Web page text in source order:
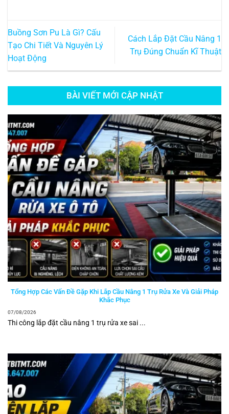
Buồng Sơn Pu Là Gì? Cấu
Tạo Chi Tiết Và Nguyên Lý
Hoạt Động
Cách Lắp Đặt Cầu Nâng 1
Trụ Đúng Chuẩn Kĩ Thuật
BÀI VIẾT MỚI CẬP NHẬT
Tổng Hợp Các Vấn Đề Gặp Khi Lắp Cầu Nâng 1 Trụ Rửa Xe Và Giải Pháp
Khắc Phục
07/08/2026
Thi công lắp đặt cầu nâng 1 trụ rửa xe sai ...